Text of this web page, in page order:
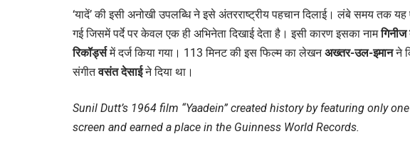
‘यादें’ की इसी अनोखी उपलब्धि ने इसे अंतरराष्ट्रीय पहचान दिलाई। लंबे समय तक यह
गई जिसमें पर्दे पर केवल एक ही अभिनेता दिखाई देता है। इसी कारण इसका नाम
रिकॉर्ड्समें दर्ज किया गया। 113 मिनट की इस फिल्म का लेखनअख्तर-उल-इमानने
संगीतवसंत देसाईने दिया था।
Sunil Dutt’s 1964 film “Yaadein” created history by featuring only
screen and earned a place in the Guinness World Records.